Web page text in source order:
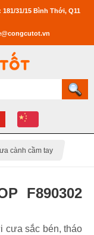
31/15 Bình Thới, Q11
cành cầm tay
F890302
cưa sắc bén, tháo